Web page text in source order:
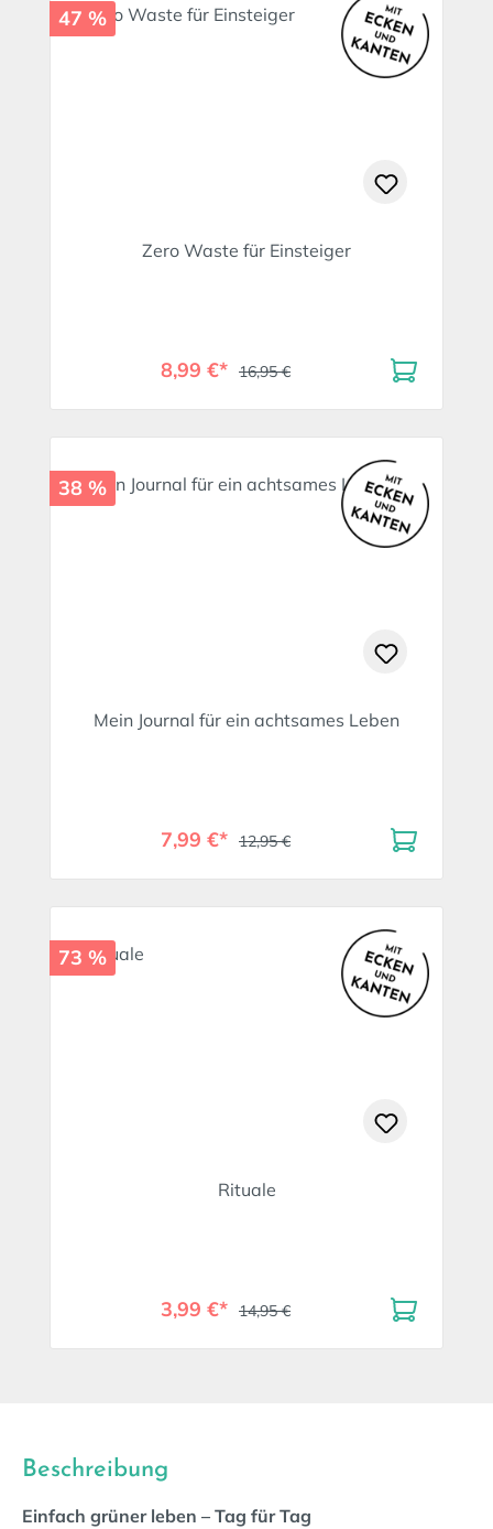
47 %
Zero Waste für Einsteiger
8,99 €* 16,95 €
38 %
Mein Journal für ein achtsames Leben
7,99 €* 12,95 €
73 %
Rituale
3,99 €* 14,95 €
Beschreibung
Einfach grüner leben – Tag für Tag